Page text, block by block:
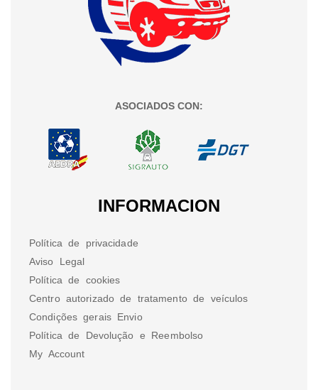
ASOCIADOS CON:
INFORMACION
Política de privacidade
Aviso Legal
Política de cookies
Centro autorizado de tratamento de veículos
Condições gerais Envio
Política de Devolução e Reembolso
My Account